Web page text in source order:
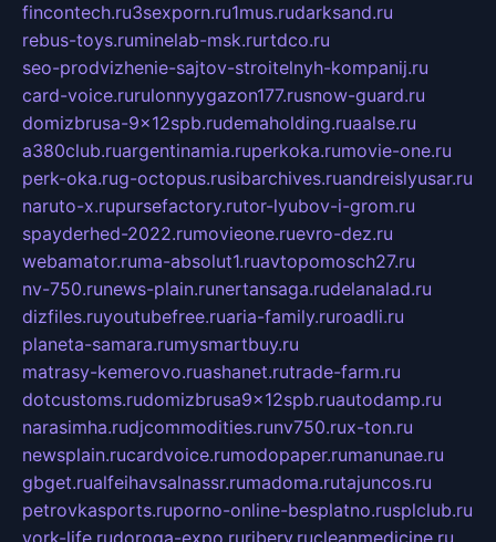
fincontech.ru3sexporn.ru1mus.rudarksand.ru
rebus-toys.ruminelab-msk.rurtdco.ru
seo-prodvizhenie-sajtov-stroitelnyh-kompanij.ru
card-voice.rurulonnyygazon177.rusnow-guard.ru
domizbrusa-9x12spb.rudemaholding.ruaalse.ru
a380club.ruargentinamia.ruperkoka.rumovie-one.ru
perk-oka.rug-octopus.rusibarchives.ruandreislyusar.ru
naruto-x.rupursefactory.rutor-lyubov-i-grom.ru
spayderhed-2022.rumovieone.ruevro-dez.ru
webamator.ruma-absolut1.ruavtopomosch27.ru
nv-750.runews-plain.runertansaga.rudelanalad.ru
dizfiles.ruyoutubefree.ruaria-family.ruroadli.ru
planeta-samara.rumysmartbuy.ru
matrasy-kemerovo.ruashanet.rutrade-farm.ru
dotcustoms.rudomizbrusa9x12spb.ruautodamp.ru
narasimha.rudjcommodities.runv750.rux-ton.ru
newsplain.rucardvoice.rumodopaper.rumanunae.ru
gbget.rualfeihavsalnassr.rumadoma.rutajuncos.ru
petrovkasports.ruporno-online-besplatno.rusplclub.ru
york-life.rudoroga-expo.ruribery.rucleanmedicine.ru